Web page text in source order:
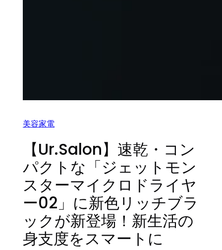
美容家電
【Ur.Salon】速乾・コン
パクトな「ジェットモン
スターマイクロドライヤ
ー02」に新色リッチブラ
ックが新登場！新生活の
身支度をスマートに